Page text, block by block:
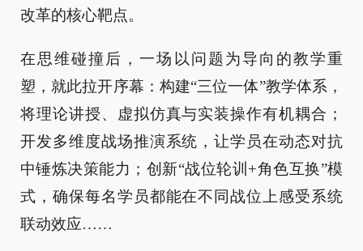
改革的核心靶点。
在思维碰撞后，一场以问题为导向的教学重
塑，就此拉开序幕：构建“三位一体”教学体系，
将理论讲授、虚拟仿真与实装操作有机耦合；
开发多维度战场推演系统，让学员在动态对抗
中锤炼决策能力；创新“战位轮训+角色互换”模
式，确保每名学员都能在不同战位上感受系统
联动效应……